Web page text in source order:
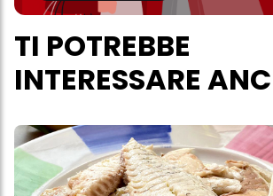
TI POTREBBE
INTERESSARE